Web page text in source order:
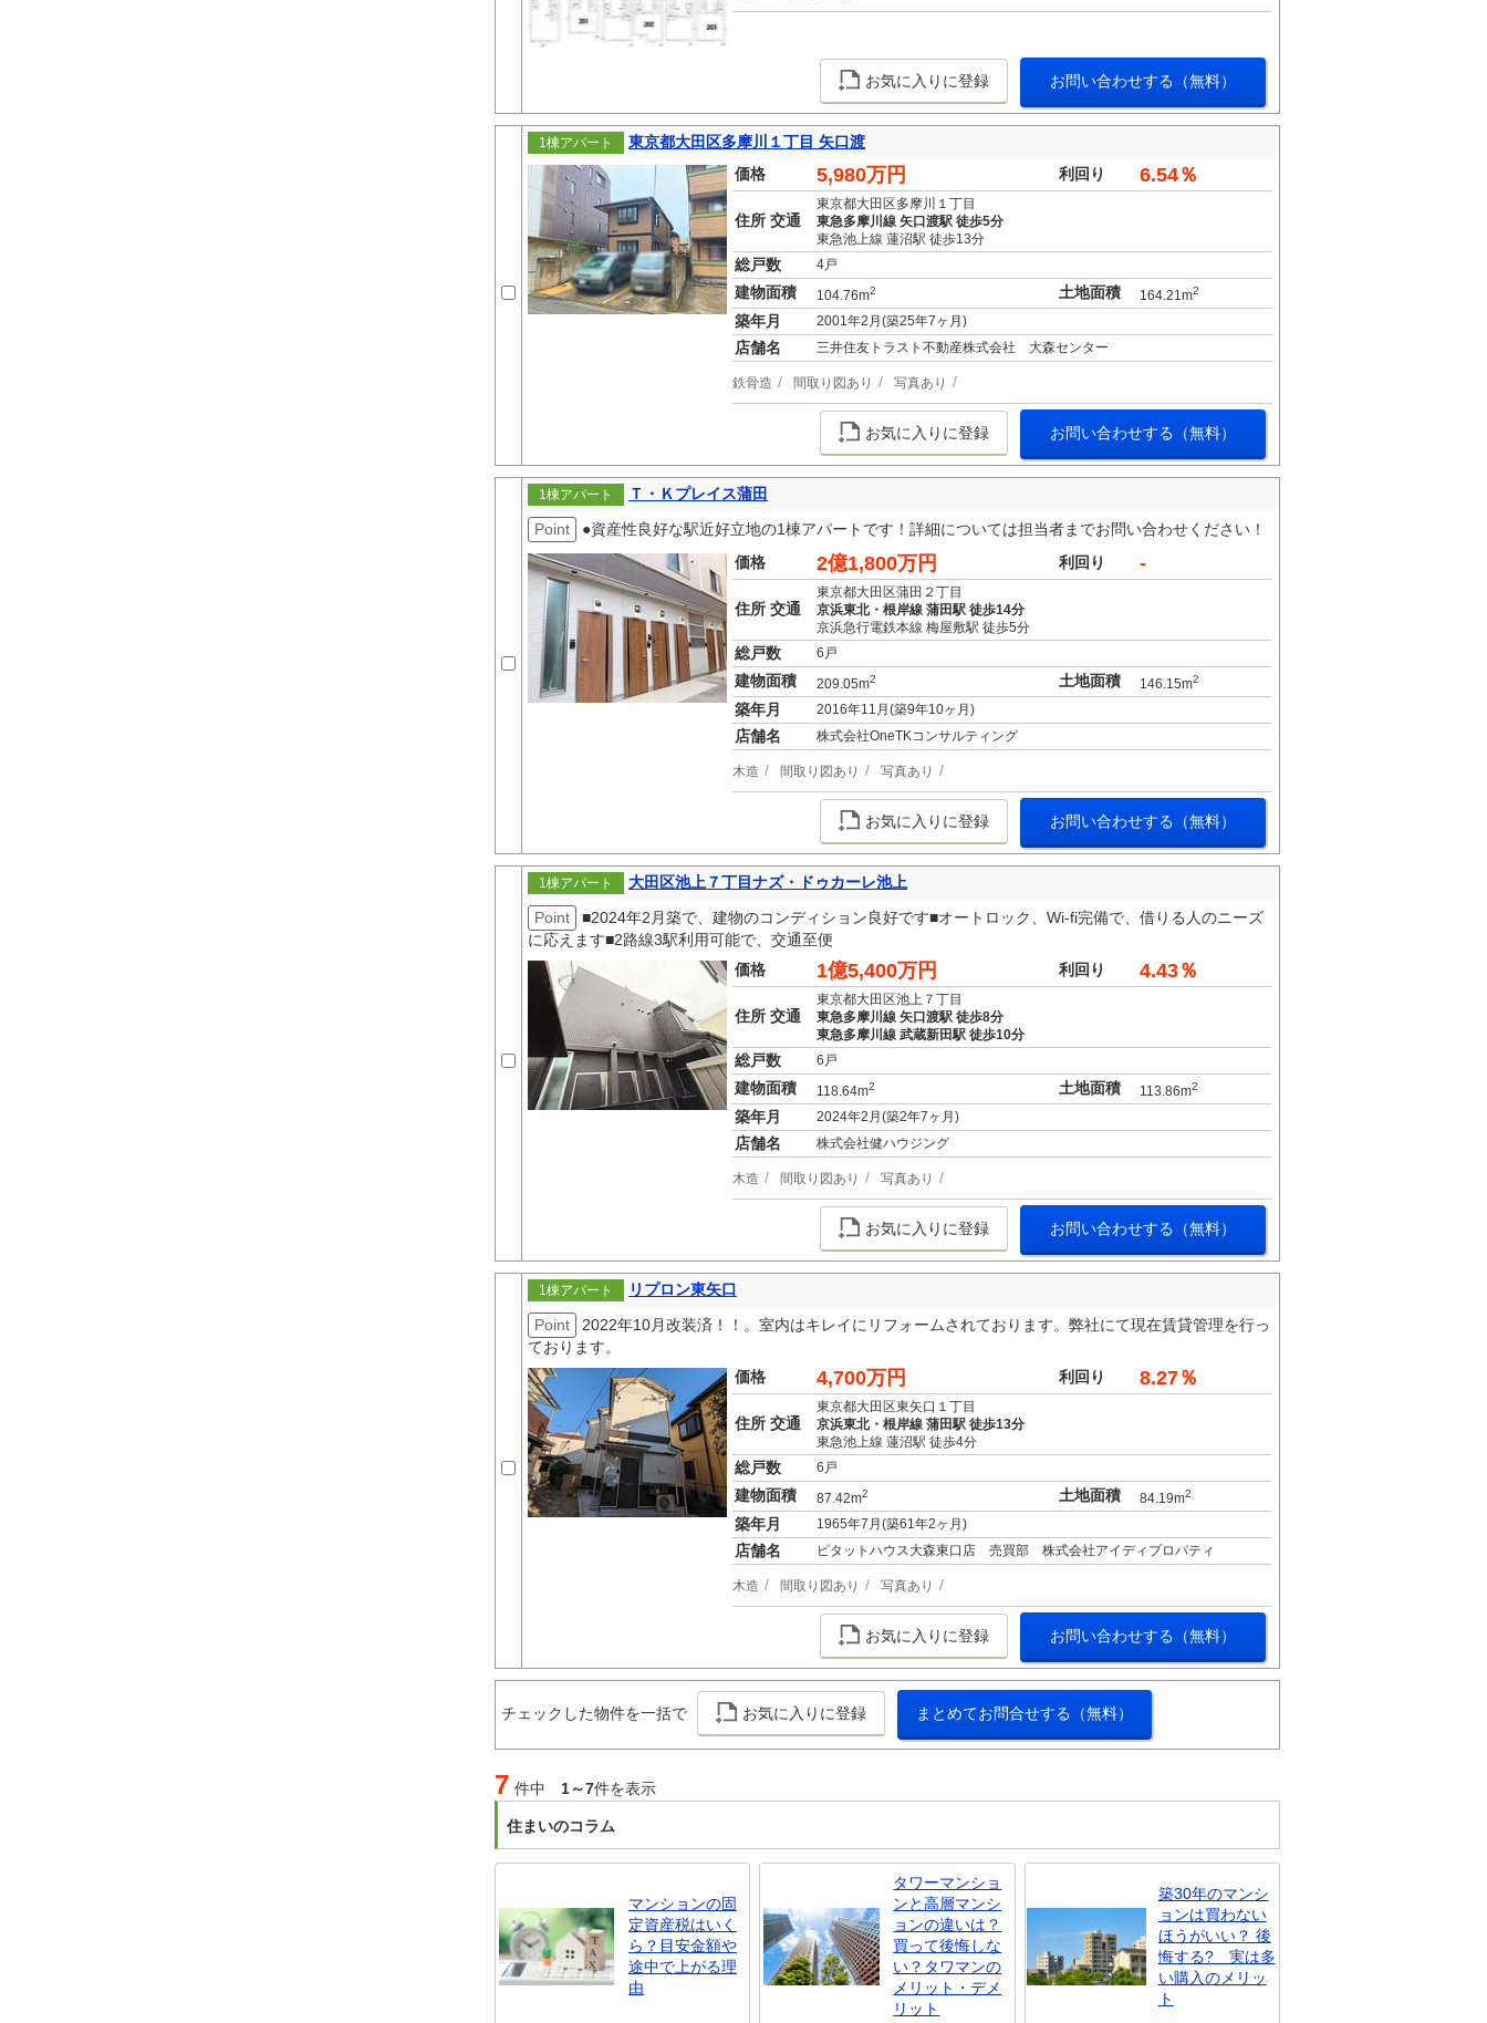
お気に入りに登録 お問い合わせする（無料）
1棟アパート
東京都大田区多摩川１丁目 矢口渡
価格
5,980万円 利回り 6.54％
住所 交通
東京都大田区多摩川１丁目
東急多摩川線 矢口渡駅 徒歩5分
東急池上線 蓮沼駅 徒歩13分
総戸数 4戸
建物面積 104.76m2 土地面積 164.21m2
築年月 2001年2月(築25年7ヶ月)
店舗名 三井住友トラスト不動産株式会社 大森センター
鉄骨造 間取り図あり 写真あり
お気に入りに登録 お問い合わせする（無料）
1棟アパート
Ｔ・Ｋプレイス蒲田
Point
●資産性良好な駅近好立地の1棟アパートです！詳細については担当者までお問い合わせください！
価格
2億1,800万円 利回り -
住所 交通
東京都大田区蒲田２丁目
京浜東北・根岸線 蒲田駅 徒歩14分
京浜急行電鉄本線 梅屋敷駅 徒歩5分
総戸数 6戸
建物面積 209.05m2 土地面積 146.15m2
築年月 2016年11月(築9年10ヶ月)
店舗名 株式会社OneTKコンサルティング
木造 間取り図あり 写真あり
お気に入りに登録 お問い合わせする（無料）
1棟アパート
大田区池上７丁目ナズ・ドゥカーレ池上
Point
■2024年2月築で、建物のコンディション良好です■オートロック、Wi-fi完備で、借りる人のニーズ
に応えます■2路線3駅利用可能で、交通至便
価格
1億5,400万円 利回り 4.43％
住所 交通
東京都大田区池上７丁目
東急多摩川線 矢口渡駅 徒歩8分
東急多摩川線 武蔵新田駅 徒歩10分
総戸数 6戸
建物面積 118.64m2 土地面積 113.86m2
築年月 2024年2月(築2年7ヶ月)
店舗名 株式会社健ハウジング
木造 間取り図あり 写真あり
お気に入りに登録 お問い合わせする（無料）
1棟アパート
リプロン東矢口
Point
2022年10月改装済！！。室内はキレイにリフォームされております。弊社にて現在賃貸管理を行っ
ております。
価格
4,700万円 利回り 8.27％
住所 交通
東京都大田区東矢口１丁目
京浜東北・根岸線 蒲田駅 徒歩13分
東急池上線 蓮沼駅 徒歩4分
総戸数 6戸
建物面積 87.42m2 土地面積 84.19m2
築年月 1965年7月(築61年2ヶ月)
店舗名 ピタットハウス大森東口店 売買部 株式会社アイディプロパティ
木造 間取り図あり 写真あり
お気に入りに登録 お問い合わせする（無料）
チェックした物件を一括で お気に入りに登録 まとめてお問合せする（無料）
7 件中 1～7件を表示
住まいのコラム
マンションの固
定資産税はいく
ら？目安金額や
途中で上がる理
由
タワーマンショ
ンと高層マンシ
ョンの違いは？
買って後悔しな
い？タワマンの
メリット・デメ
リット
築30年のマンシ
ョンは買わない
ほうがいい？ 後
悔する? 実は多
い購入のメリッ
ト